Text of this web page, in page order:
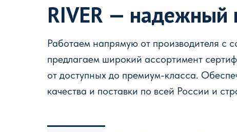
RIVER — надежный
Работаем напрямую от производителя с
предлагаем широкий ассортимент
от доступных до премиум-класса.
качества и поставки по всей России и